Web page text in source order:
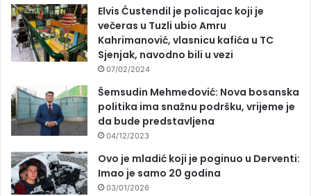
Elvis Ćustendil je policajac koji je
večeras u Tuzli ubio Amru
Kahrimanović, vlasnicu kafića u TC
Sjenjak, navodno bili u vezi
07/02/2024
Šemsudin Mehmedović: Nova bosanska
politika ima snažnu podršku, vrijeme je
da bude predstavljena
04/12/2023
Ovo je mladić koji je poginuo u Derventi:
Imao je samo 20 godina
03/01/2026